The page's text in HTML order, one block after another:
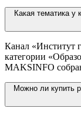
Какая тематика у
Канал «Институт
категории
MAKSINFO
Можно ли купить